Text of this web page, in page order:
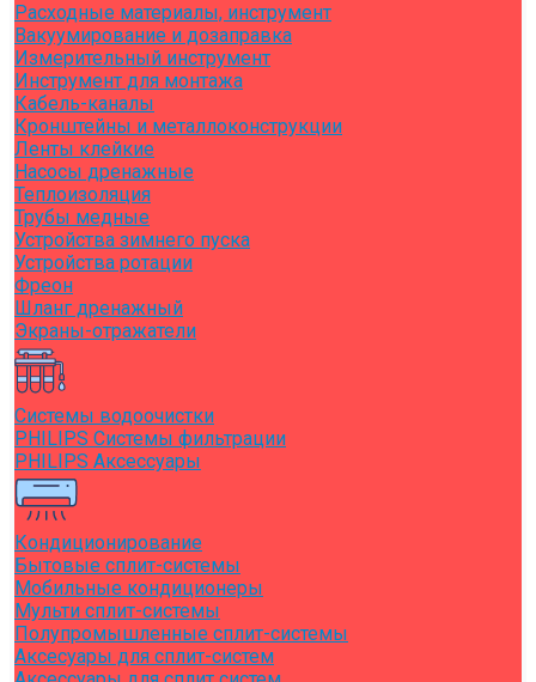
Расходные материалы, инструмент
Вакуумирование и дозаправка
Измерительный инструмент
Инструмент для монтажа
Кабель-каналы
Кронштейны и металлоконструкции
Ленты клейкие
Насосы дренажные
Теплоизоляция
Трубы медные
Устройства зимнего пуска
Устройства ротации
Фреон
Шланг дренажный
Экраны-отражатели
Системы водоочистки
PHILIPS Системы фильтрации
PHILIPS Аксессуары
Кондиционирование
Бытовые сплит-системы
Мобильные кондиционеры
Мульти сплит-системы
Полупромышленные сплит-системы
Аксесуары для сплит-систем